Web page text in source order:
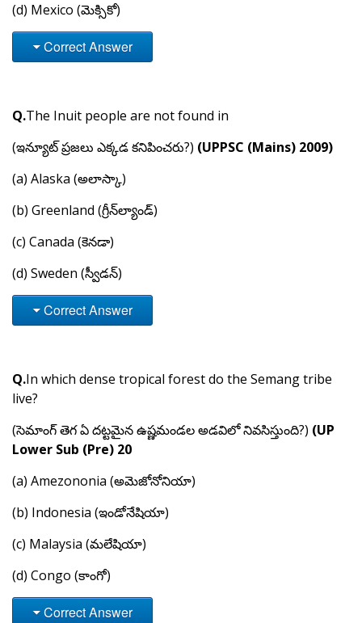
(d) Mexico (మెక్సికో)
Correct Answer
Q.The Inuit people are not found in
(ఇన్యూట్ ప్రజలు ఎక్కడ కనిపించరు?) (UPPSC (Mains) 2009)
(a) Alaska (అలాస్కా)
(b) Greenland (గ్రీన్‌ల్యాండ్)
(c) Canada (కెనడా)
(d) Sweden (స్వీడన్)
Correct Answer
Q.In which dense tropical forest do the Semang tribe
live?
(సెమాంగ్ తెగ ఏ దట్టమైన ఉష్ణమండల అడవిలో నివసిస్తుంది?) (UP
Lower Sub (Pre) 20
(a) Amezononia (అమెజోనోనియా)
(b) Indonesia (ఇండోనేషియా)
(c) Malaysia (మలేషియా)
(d) Congo (కాంగో)
Correct Answer